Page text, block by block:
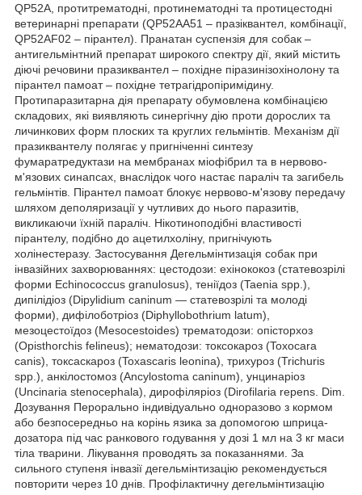
QP52A, протитрематодні, протинематодні та протицестодні
ветеринарні препарати (QP52AA51 – празіквантел, комбінації,
QP52AF02 – пірантел). Пранатан суспензія для собак –
антигельмінтний препарат широкого спектру дії, який містить
діючі речовини празиквантел – похідне піразинізохінолону та
пірантел памоат – похідне тетрагідропіримідину.
Протипаразитарна дія препарату обумовлена комбінацією
складових, які виявляють синергічну дію проти дорослих та
личинкових форм плоских та круглих гельмінтів. Механізм дії
празиквантелу полягає у пригніченні синтезу
фумаратредуктази на мембранах міофібрил та в нервово-
м'язових синапсах, внаслідок чого настає параліч та загибель
гельмінтів. Пірантел памоат блокує нервово-м'язову передачу
шляхом деполяризації у чутливих до нього паразитів,
викликаючи їхній параліч. Нікотиноподібні властивості
пірантелу, подібно до ацетилхоліну, пригнічують
холінестеразу. Застосування Дегельмінтизація собак при
інвазійних захворюваннях: цестодози: ехінококоз (статевозрілі
форми Echinococcus granulosus), теніїдоз (Taenia spp.),
дипілідіоз (Dipylidium caninum — статевозрілі та молоді
форми), дифілоботріоз (Diphyllobothrium latum),
мезоцестоїдоз (Mesocestoides) трематодози: опісторхоз
(Opisthorchis felineus); нематодози: токсокароз (Toxocara
canis), токсаскароз (Toxascaris leoninа), трихуроз (Trichuris
spp.), анкілостомоз (Ancylostoma caninum), унцинаріоз
(Uncinaria stenocephala), дирофіляріоз (Dirofilaria repens. Dim.
Дозування Перорально індивідуально одноразово з кормом
або безпосередньо на корінь язика за допомогою шприца-
дозатора під час ранкового годування у дозі 1 мл на 3 кг маси
тіла тварини. Лікування проводять за показаннями. За
сильного ступеня інвазії дегельмінтизацію рекомендується
повторити через 10 днів. Профілактичну дегельмінтизацію